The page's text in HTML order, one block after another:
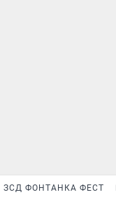
ЗСД ФОНТАНКА ФЕСТ